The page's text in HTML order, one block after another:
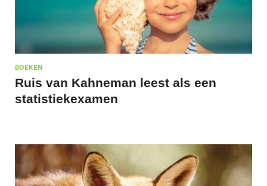
BOEKEN
Ruis van Kahneman leest als een
statistiekexamen